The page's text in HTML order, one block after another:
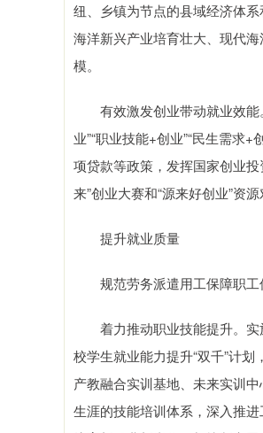
纽、乡镇为节点的县域经济体
海洋新兴产业培育壮大、现代
模。
有效激发创业带动就业效能
业”“职业技能+创业”“民生需求
项贷款等政策，发挥国家创业
来”创业大赛和“源来好创业”资
提升就业质量
规范劳务派遣用工保障职工
着力推动职业技能提升。实
校学生就业能力提升“双千”计
产教融合实训基地、未来实训
生涯的技能培训体系，深入推